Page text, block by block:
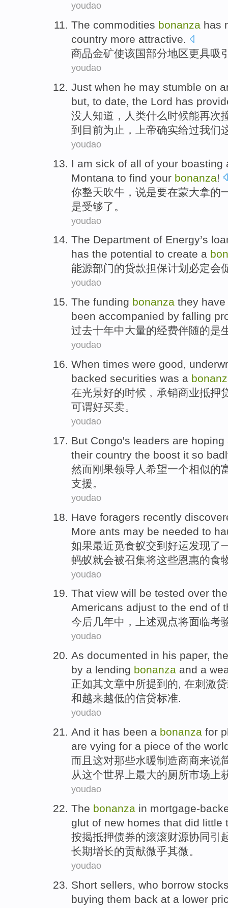
youdao
The commodities bonanza has
country more attractive.
商品金矿使该国部分地区更具吸
youdao
Just when he may stumble on
but, to date, the Lord has
没人 知道 ，人类什么时候能再次
到 目前为止 ， 上帝确实给过我们
youdao
I am sick of all of your boasting
Montana to find your bonanza!
你整天吹牛 ，说是要在蒙大拿的
是受够了 。
youdao
The Department of Energy’s
has the potential to create a
能源部门的贷款担保计划 必定会
youdao
The funding bonanza they have
been accompanied by falling
过去十年中大量的经费伴随的是
youdao
When times were good,
backed securities was a
在光景好的时候﹐ 承销商业抵押
可谓好买卖。
youdao
But Congo's leaders are hoping
their country the boost it so
然而刚果领导人 希望一个相似的
支援。
youdao
Have foragers recently
More ants may be needed to
如果最近觅食蚁交到好运发现了
蚂蚁就会被召集将这些恩惠的食
youdao
That view will be tested over
Americans adjust to the end of
今后几年中 ，上述观点将面临考
youdao
As documented in his paper,
by a lending bonanza and a
正如其文章中所提到的, 在刺激
和越来越低的信贷标准.
youdao
And it has been a bonanza for
are vying for a piece of the
而且 这对那些水暖制造商商来说
从这个世界 上最大的厕所市场上
youdao
The bonanza in mortgage-
glut of new homes that did little
按揭抵押债券的滚滚财源协同引
长期增长的贡献微乎其微。
youdao
Short sellers, who borrow
buying them back at a lower